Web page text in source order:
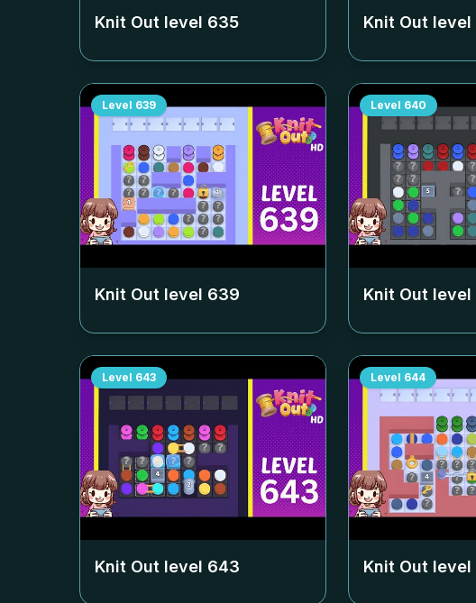
Knit Out level 635 Knit Out level
Level 639
Knit Out level 639
Level 640
Knit Out level
Level 643
Knit Out level 643
Level 644
Knit Out level